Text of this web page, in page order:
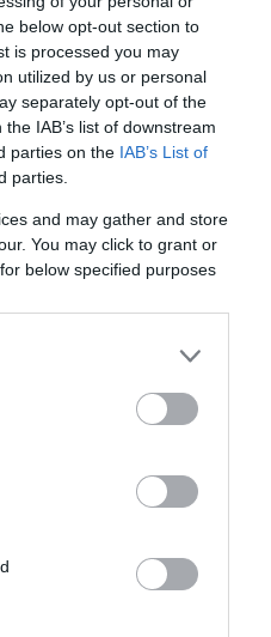
below opt-out section to
is processed you may
utilized by us or personal
separately opt-out of the
IAB’s list of downstream
parties on the IAB’s List of
parties.
and may gather and store
You may click to grant or
below specified purposes